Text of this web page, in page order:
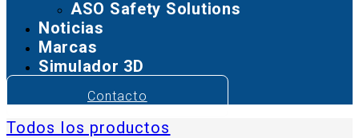
ASO Safety Solutions
Noticias
Marcas
Simulador 3D
Contacto
Todos los productos